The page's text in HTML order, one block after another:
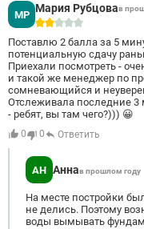
МР
Мария Рубцовав
2
Поставлю 2 балла за 5
потенциальную сдачу
Приехали посмотреть -
и такой же менеджер по
сомневающийся и
Отслеживала последние 3
- ребят, вы там чего?))) 😀
0 0 Ответить
АН Аннав прошлом году
На месте постройки
не делись. Поэтому
воды вымывать